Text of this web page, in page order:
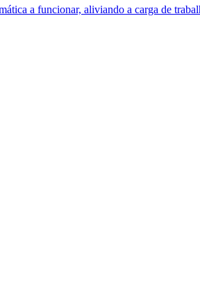
a funcionar, aliviando a carga de